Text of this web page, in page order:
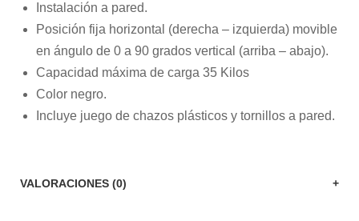
Instalación a pared.
Posición fija horizontal (derecha – izquierda) movible
en ángulo de 0 a 90 grados vertical (arriba – abajo).
Capacidad máxima de carga 35 Kilos
Color negro.
Incluye juego de chazos plásticos y tornillos a pared.
VALORACIONES (0)